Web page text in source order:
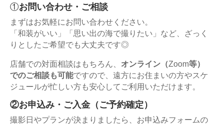
①お問い合わせ・ご相談
まずはお気軽にお問い合わせください。
「和装がいい」「思い出の海で撮りたい」など、ざっく
りとしたご希望でも大丈夫です◎
店舗での対面相談はもちろん、 オンライン（Zoom等）
でのご相談も可能ですので、遠方にお住まいの方やスケ
ジュールが忙しい方も安心してご利用いただけます。
②お申込み・ご入金（ご予約確定）
撮影日やプランが決まりましたら、お申込みフォームの